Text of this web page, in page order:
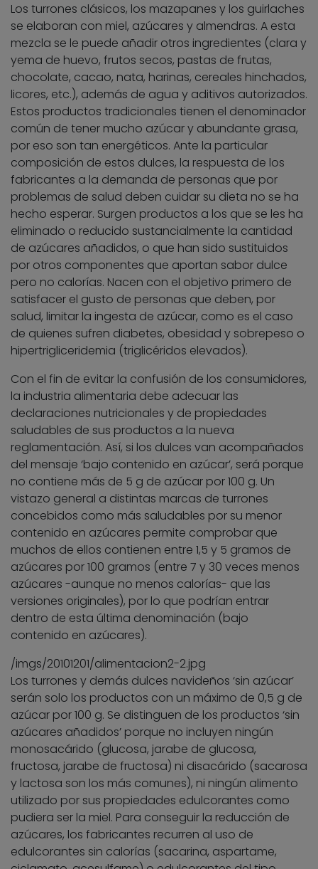
Los turrones clásicos, los mazapanes y los guirlaches
se elaboran con miel, azúcares y almendras. A esta
mezcla se le puede añadir otros ingredientes (clara y
yema de huevo, frutos secos, pastas de frutas,
chocolate, cacao, nata, harinas, cereales hinchados,
licores, etc.), además de agua y aditivos autorizados.
Estos productos tradicionales tienen el denominador
común de tener mucho azúcar y abundante grasa,
por eso son tan energéticos. Ante la particular
composición de estos dulces, la respuesta de los
fabricantes a la demanda de personas que por
problemas de salud deben cuidar su dieta no se ha
hecho esperar. Surgen productos a los que se les ha
eliminado o reducido sustancialmente la cantidad
de azúcares añadidos, o que han sido sustituidos
por otros componentes que aportan sabor dulce
pero no calorías. Nacen con el objetivo primero de
satisfacer el gusto de personas que deben, por
salud, limitar la ingesta de azúcar, como es el caso
de quienes sufren diabetes, obesidad y sobrepeso o
hipertrigliceridemia (triglicéridos elevados).
Con el fin de evitar la confusión de los consumidores,
la industria alimentaria debe adecuar las
declaraciones nutricionales y de propiedades
saludables de sus productos a la nueva
reglamentación. Así, si los dulces van acompañados
del mensaje ‘bajo contenido en azúcar’, será porque
no contiene más de 5 g de azúcar por 100 g. Un
vistazo general a distintas marcas de turrones
concebidos como más saludables por su menor
contenido en azúcares permite comprobar que
muchos de ellos contienen entre 1,5 y 5 gramos de
azúcares por 100 gramos (entre 7 y 30 veces menos
azúcares -aunque no menos calorías- que las
versiones originales), por lo que podrían entrar
dentro de esta última denominación (bajo
contenido en azúcares).
/imgs/20101201/alimentacion2-2.jpg
Los turrones y demás dulces navideños ‘sin azúcar’
serán solo los productos con un máximo de 0,5 g de
azúcar por 100 g. Se distinguen de los productos ‘sin
azúcares añadidos’ porque no incluyen ningún
monosacárido (glucosa, jarabe de glucosa,
fructosa, jarabe de fructosa) ni disacárido (sacarosa
y lactosa son los más comunes), ni ningún alimento
utilizado por sus propiedades edulcorantes como
pudiera ser la miel. Para conseguir la reducción de
azúcares, los fabricantes recurren al uso de
edulcorantes sin calorías (sacarina, aspartame,